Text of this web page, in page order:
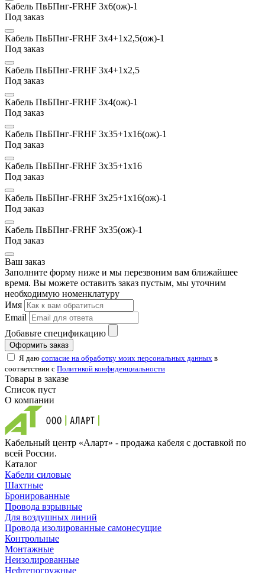
Кабель ПвБПнг-FRHF 3х6(ож)-1
Под заказ
Кабель ПвБПнг-FRHF 3х4+1х2,5(ож)-1
Под заказ
Кабель ПвБПнг-FRHF 3х4+1х2,5
Под заказ
Кабель ПвБПнг-FRHF 3х4(ож)-1
Под заказ
Кабель ПвБПнг-FRHF 3х35+1х16(ож)-1
Под заказ
Кабель ПвБПнг-FRHF 3х35+1х16
Под заказ
Кабель ПвБПнг-FRHF 3х25+1х16(ож)-1
Под заказ
Кабель ПвБПнг-FRHF 3х35(ож)-1
Под заказ
Ваш заказ
Заполните форму ниже и мы перезвоним вам ближайшее
время. Вы можете оставить заказ пустым, мы уточним
необходимую номенклатуру
Имя
Email
Добавьте спецификацию
Оформить заказ
Я даю согласие на обработку моих персональных данных в
соответствии с Политикой конфиденциальности
Товары в заказе
Список пуст
О компании
Кабельный центр «Аларт» - продажа кабеля с доставкой по
всей России.
Каталог
Кабели силовые
Шахтные
Бронированные
Провода взрывные
Для воздушных линий
Провода изолированные самонесущие
Контрольные
Монтажные
Неизолированные
Нефтепогружные